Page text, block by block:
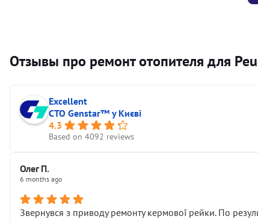
Отзывы про ремонт отопителя для
Excellent
СТО Genstar™ у Києві
4.3
Based on 4092 reviews
Олег П.
6 months ago
Звернувся з приводу ремонту кермової рейки. По